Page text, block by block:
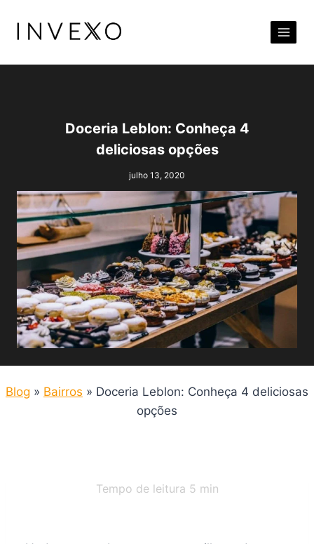
para
Conteúdo
Doceria Leblon: Conheça 4
deliciosas opções
julho 13, 2020
Blog » Bairros » Doceria Leblon: Conheça 4 deliciosas
opções
Tempo de leitura 5 min